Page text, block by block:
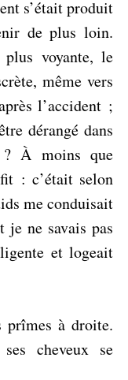
s’était produit
de plus loin.
voyante, le
même vers
l’accident ;
dérangé dans
? À moins que
: c’était selon
me conduisait
je ne savais pas
et logeait
prîmes à droite.
cheveux se